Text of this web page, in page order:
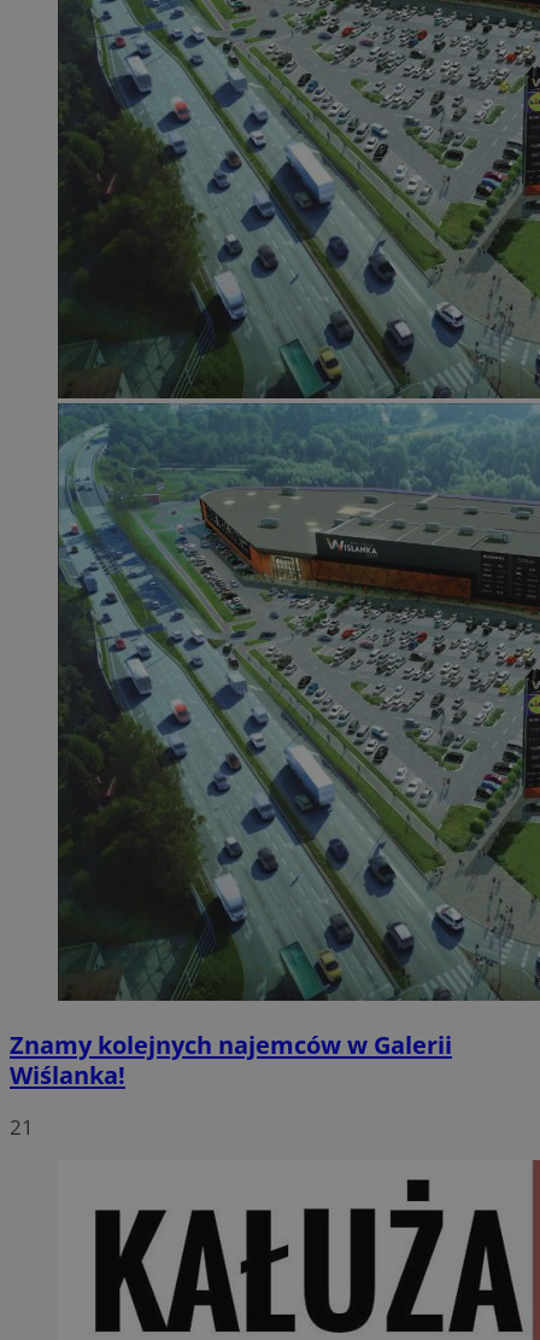
Znamy kolejnych najemców w Galerii
Wiślanka!
21